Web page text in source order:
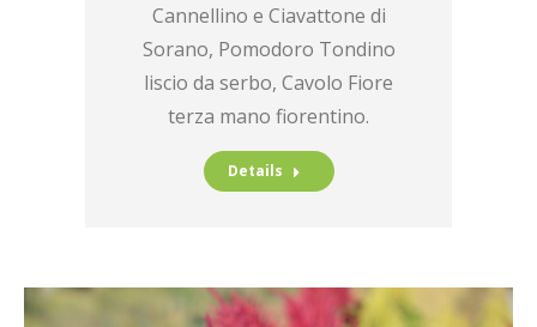
Cannellino e Ciavattone di
Sorano, Pomodoro Tondino
liscio da serbo, Cavolo Fiore
terza mano fiorentino.
Details